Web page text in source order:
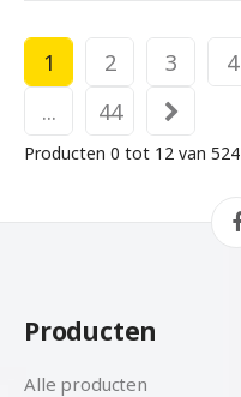
1 2 3 4
...
44
Producten 0 tot 12 van 524
Producten
Alle producten